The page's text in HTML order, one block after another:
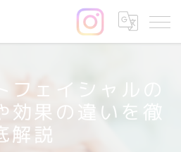
ェイシャルの
効果の違いを徹
解説